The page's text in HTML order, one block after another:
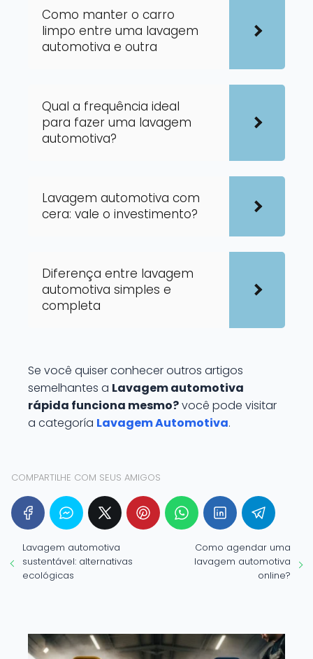
Como manter o carro
limpo entre uma lavagem
automotiva e outra
Qual a frequência ideal
para fazer uma lavagem
automotiva?
Lavagem automotiva com
cera: vale o investimento?
Diferença entre lavagem
automotiva simples e
completa
Se você quiser conhecer outros artigos
semelhantes a Lavagem automotiva
rápida funciona mesmo?você pode visitar
a categoría Lavagem Automotiva.
COMPARTILHE COM SEUS AMIGOS
Lavagem automotiva
sustentável: alternativas
ecológicas
Como agendar uma
lavagem automotiva
online?